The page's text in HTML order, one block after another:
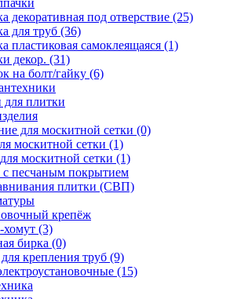
декоративная под отверствие (25)
для труб (36)
пластиковая самоклеящаяся (1)
декор. (31)
на болт/гайку (6)
для плитки
для москитной сетки (0)
москитной сетки (1)
москитной сетки (1)
с песчаным покрытием
плитки (СВП)
крепёж
(3)
бирка (0)
крепления труб (9)
(15)